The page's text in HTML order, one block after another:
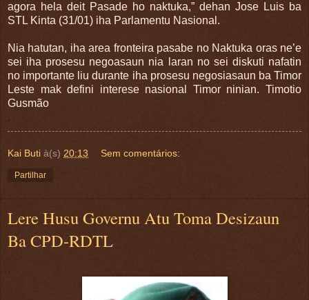
agora hela deit Pasade ho naktuka,” dehan Jose Luis ba
STL Kinta (31/01) iha Parlamentu Nasional.
Nia hatutan, iha area fronteira pasabe no Naktuka oras ne’e
sei iha prosesu negoasaun nia laran no sei diskuti nafatin
no importante liu durante iha prosesu negosiasaun ba Timor
Leste mak defini interese nasional Timor ninian. Timotio
Gusmão
.
Kai Buti à(s) 20:13 Sem comentários:
Partilhar
Lere Husu Governu Atu Toma Desizaun
Ba CPD-RDTL
.